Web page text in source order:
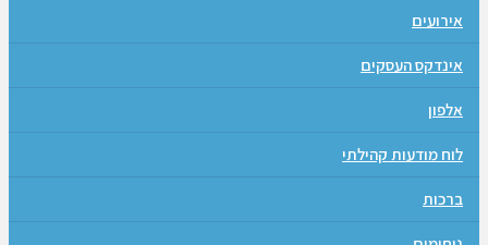
אירועים
אינדקס העסקים
אלפון
לוח מודעות קהילתי
ברכות